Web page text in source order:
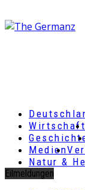
Wirtschaft
Medien
Natur &
Eilmeldungen